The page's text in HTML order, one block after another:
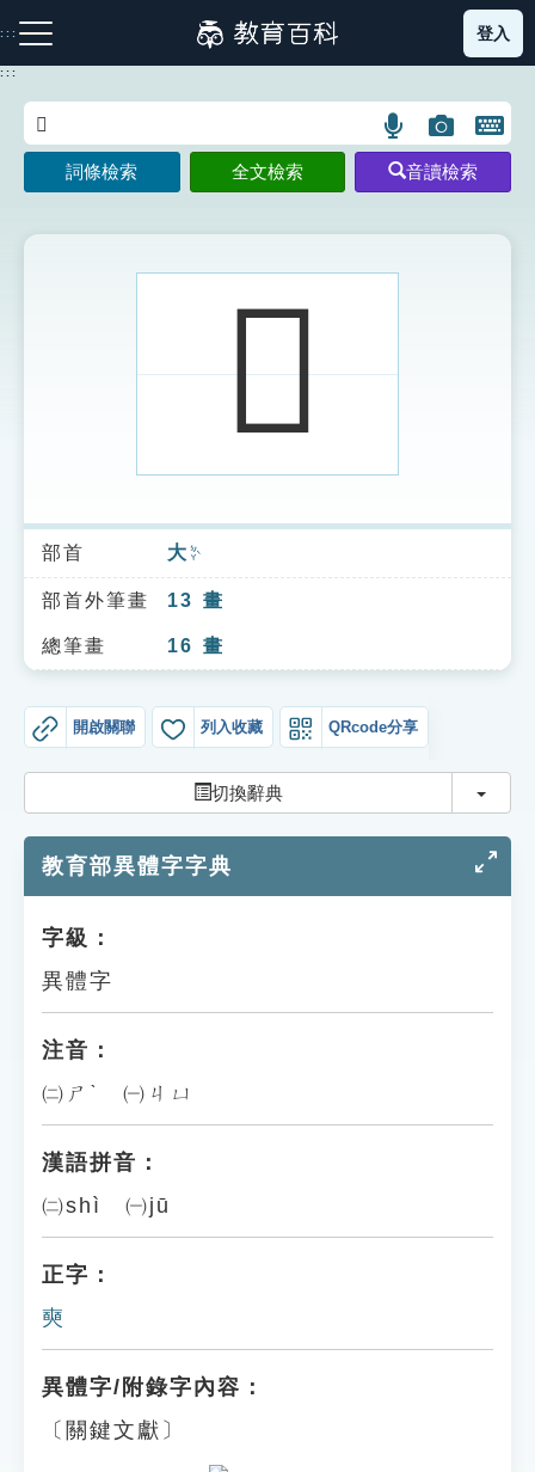
到
主
:::
注音索引圖示 筆畫索引圖示 部首索引表圖示
索引選單
知識索引
單字索引
貓頭鷹博士
登入
:::
語
言
搜
示
圖
片
搜
開
鍵
圖
詞條檢索 全文檢索 音讀檢索
𠁗
部首 大 ㄉㄚˋ
部首外筆畫 13 畫
總筆畫 16 畫
開啟關聯 列入收藏 QRcode分享
切換辭典 切換
教育部異體字字典
字級：
異體字
注音：
㈡ㄕˋ ㈠ㄐㄩ
漢語拼音：
㈡shì ㈠jū
正字：
奭
異體字/附錄字內容：
〔關鍵文獻〕